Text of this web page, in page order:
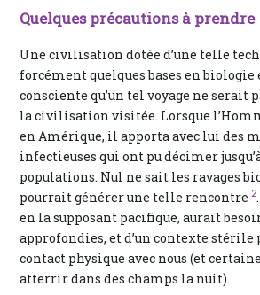
Quelques précautions à prendre
Une civilisation dotée d’une telle
forcément quelques bases en
consciente qu’un tel voyage ne serait
la civilisation visitée. Lorsque
en Amérique, il apporta avec lui des
infectieuses qui ont pu décimer
populations. Nul ne sait les ravages
pourrait générer une telle rencontre 2
en la supposant pacifique, aurait
approfondies, et d’un contexte stérile
contact physique avec nous (et
atterrir dans des champs la nuit).